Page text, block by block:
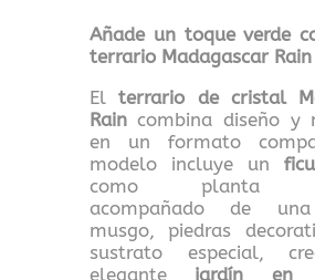
Añade un toque verde
terrario Madagascar Rain
Elterrario de cristal
Raincombina diseño y
en un formato
modelo incluye un
como planta
acompañado de
musgo, piedras
sustrato especial,
elegante jardín